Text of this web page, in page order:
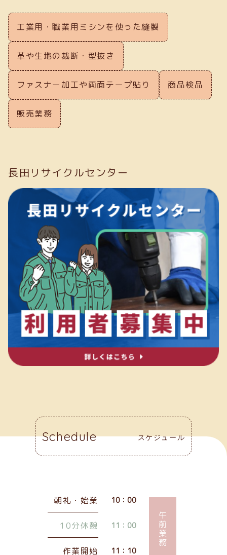
工業用・職業用ミシンを使った縫製
革や生地の裁断・型抜き
ファスナー加工や両面テープ貼り 商品検品
販売業務
長田リサイクルセンター
Schedule スケジュール
朝礼・始業 10：00
10分休憩 11：00
作業開始 11：10
午前業務